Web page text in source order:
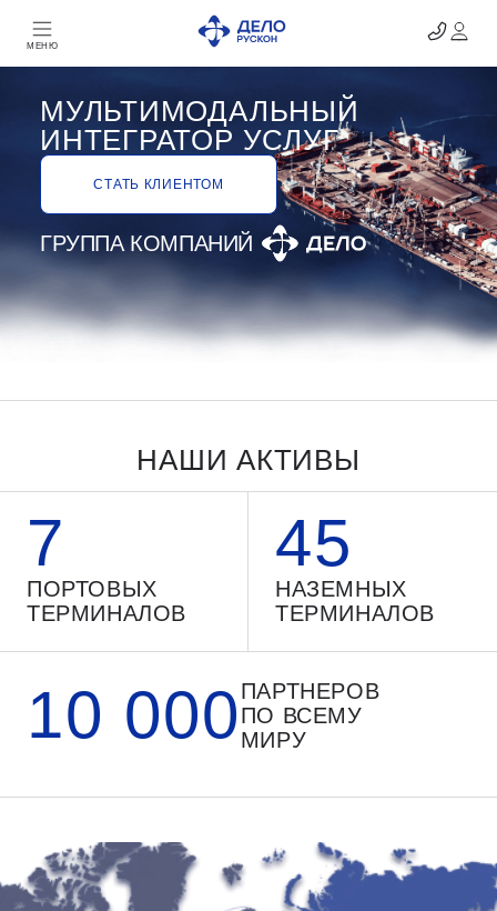
МЕНЮ
МУЛЬТИМОДАЛЬНЫЙ
ИНТЕГРАТОР УСЛУГ
СТАТЬ КЛИЕНТОМ
ГРУППА КОМПАНИЙ
НАШИ АКТИВЫ
7
ПОРТОВЫХ
ТЕРМИНАЛОВ
45
НАЗЕМНЫХ
ТЕРМИНАЛОВ
10 000 ПАРТНЕРОВ
ПО ВСЕМУ
МИРУ